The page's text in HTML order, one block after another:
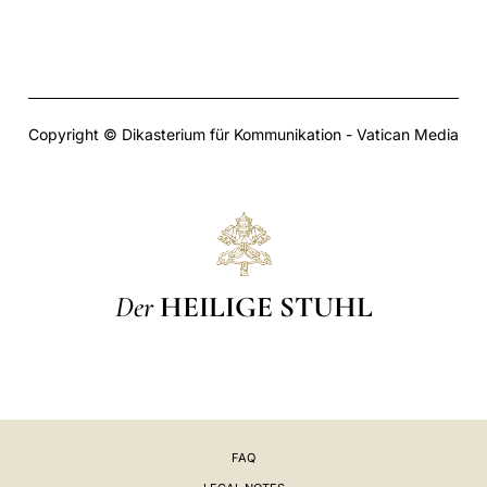
Copyright © Dikasterium für Kommunikation - Vatican Media
Der HEILIGE STUHL
FAQ